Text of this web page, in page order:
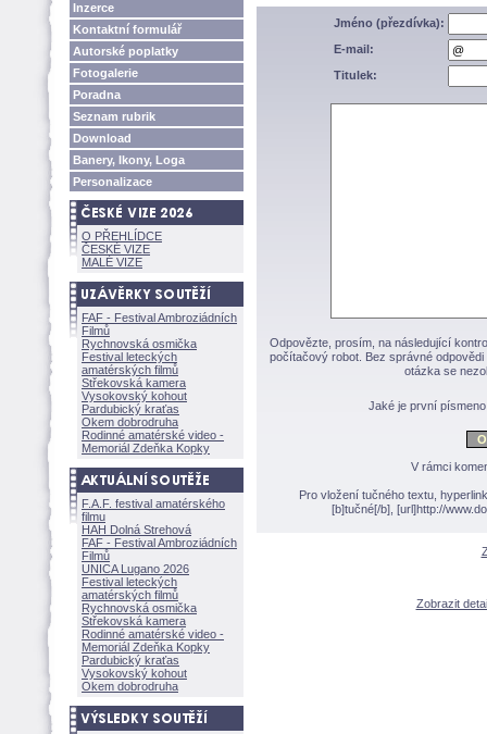
Inzerce
Kontaktní formulář
Autorské poplatky
Fotogalerie
Poradna
Seznam rubrik
Download
Banery, Ikony, Loga
Personalizace
O PŘEHLÍDCE
ČESKÉ VIZE
MALÉ VIZE
FAF - Festival Ambroziádních
Filmů
Rychnovská osmička
Festival leteckých
amatérských filmů
Střekovská kamera
Vysokovský kohout
Pardubický kraťas
Okem dobrodruha
Rodinné amatérské video -
Memoriál Zdeňka Kopky
F.A.F. festival amatérského
filmu
HAH Dolná Strehov
FAF - Festival Ambroziádních
Filmů
UNICA Lugano 2026
Festival leteckých
amatérských filmů
Rychnovská osmička
Střekovská kamera
Rodinné amatérské video -
Memoriál Zdeňka Kopky
Pardubický kraťas
Vysokovský kohout
Okem dobrodruha
Jméno (přezdívka):
E-mail:
Titulek:
Odpovězte, prosím, na následující
počítačový robot. Bez správné
otázka se
Jaké je první
V rámci
Pro vložení tučného textu,
[b]tučné[/b], [url]http://
Zobrazit